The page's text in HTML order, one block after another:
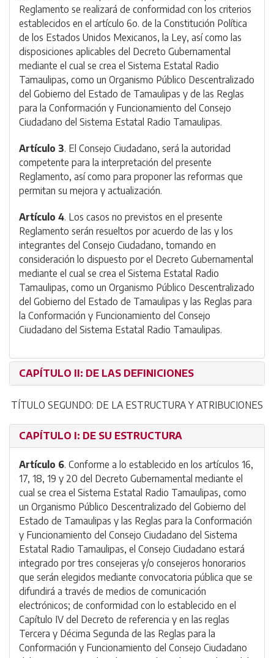
Reglamento se realizará de conformidad con los criterios
establecidos en el artículo 6o. de la Constitución Política
de los Estados Unidos Mexicanos, la Ley, así como las
disposiciones aplicables del Decreto Gubernamental
mediante el cual se crea el Sistema Estatal Radio
Tamaulipas, como un Organismo Público Descentralizado
del Gobierno del Estado de Tamaulipas y de las Reglas
para la Conformación y Funcionamiento del Consejo
Ciudadano del Sistema Estatal Radio Tamaulipas.
Artículo 3. El Consejo Ciudadano, será la autoridad
competente para la interpretación del presente
Reglamento, así como para proponer las reformas que
permitan su mejora y actualización.
Artículo 4. Los casos no previstos en el presente
Reglamento serán resueltos por acuerdo de las y los
integrantes del Consejo Ciudadano, tomando en
consideración lo dispuesto por el Decreto Gubernamental
mediante el cual se crea el Sistema Estatal Radio
Tamaulipas, como un Organismo Público Descentralizado
del Gobierno del Estado de Tamaulipas y las Reglas para
la Conformación y Funcionamiento del Consejo
Ciudadano del Sistema Estatal Radio Tamaulipas.
CAPÍTULO II: DE LAS DEFINICIONES
TÍTULO SEGUNDO: DE LA ESTRUCTURA Y ATRIBUCIONES
CAPÍTULO I: DE SU ESTRUCTURA
Artículo 6. Conforme a lo establecido en los artículos 16,
17, 18, 19 y 20 del Decreto Gubernamental mediante el
cual se crea el Sistema Estatal Radio Tamaulipas, como
un Organismo Público Descentralizado del Gobierno del
Estado de Tamaulipas y las Reglas para la Conformación
y Funcionamiento del Consejo Ciudadano del Sistema
Estatal Radio Tamaulipas, el Consejo Ciudadano estará
integrado por tres consejeras y/o consejeros honorarios
que serán elegidos mediante convocatoria pública que se
difundirá a través de medios de comunicación
electrónicos; de conformidad con lo establecido en el
Capítulo IV del Decreto de referencia y en las reglas
Tercera y Décima Segunda de las Reglas para la
Conformación y Funcionamiento del Consejo Ciudadano